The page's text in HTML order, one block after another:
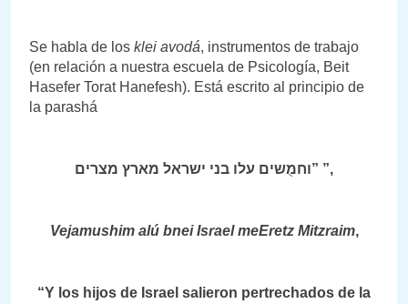
Se habla de los klei avodá, instrumentos de trabajo
(en relación a nuestra escuela de Psicología, Beit
Hasefer Torat Hanefesh). Está escrito al principio de
la parashá
וחמֻשים עלו בני ישראל מארץ מצרים” ”,
Vejamushim alú bnei Israel meEretz Mitzraim,
“Y los hijos de Israel salieron pertrechados de la